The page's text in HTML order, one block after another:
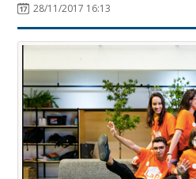
28/11/2017 16:13